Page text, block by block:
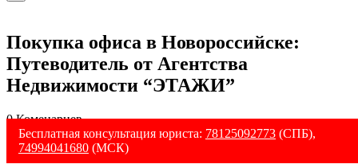
Покупка офиса в Новороссийске:
Путеводитель от Агентства
Недвижимости “ЭТАЖИ”
0 Коменариев
Бесплатная консультация юриста: 78125092773 (СПБ),
74994041680 (МСК)